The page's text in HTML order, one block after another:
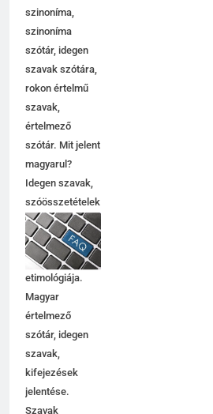
szinoníma,
szinoníma
szótár, idegen
szavak szótára,
rokon értelmű
szavak,
értelmező
szótár. Mit jelent
magyarul?
Idegen szavak,
szóösszetételek
jelentése,
magyarázata,
használata,
etimológiája.
Magyar
értelmező
szótár, idegen
szavak,
kifejezések
jelentése.
Szavak
5
6
7